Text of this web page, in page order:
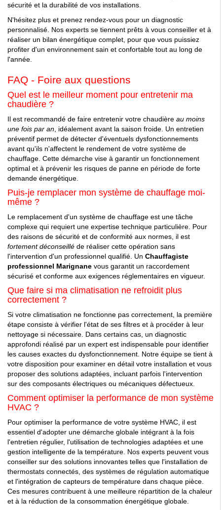
sécurité et la durabilité de vos installations.
N'hésitez plus et prenez rendez-vous pour un diagnostic
personnalisé. Nos experts se tiennent prêts à vous conseiller et à
réaliser un bilan énergétique complet, pour que vous puissiez
profiter d'un environnement sain et confortable tout au long de
l'année.
FAQ - Foire aux questions
Quel est le meilleur moment pour entretenir ma
chaudière ?
Il est recommandé de faire entretenir votre chaudière au moins
une fois par an, idéalement avant la saison froide. Un entretien
préventif permet de détecter d'éventuels dysfonctionnements
avant qu'ils n'affectent le rendement de votre système de
chauffage. Cette démarche vise à garantir un fonctionnement
optimal et à prévenir les risques de panne en période de forte
demande énergétique.
Puis-je remplacer mon système de chauffage moi-
même ?
Le remplacement d'un système de chauffage est une tâche
complexe qui requiert une expertise technique particulière. Pour
des raisons de sécurité et de conformité aux normes, il est
fortement déconseillé de réaliser cette opération sans
l'intervention d'un professionnel qualifié. Un Chauffagiste
professionnel Marignane vous garantit un raccordement
sécurisé et conforme aux exigences réglementaires en vigueur.
Que faire si ma climatisation ne refroidit plus
correctement ?
Si votre climatisation ne fonctionne pas correctement, la première
étape consiste à vérifier l'état de ses filtres et à procéder à leur
nettoyage si nécessaire. Dans certains cas, un diagnostic
approfondi réalisé par un expert est indispensable pour identifier
les causes exactes du dysfonctionnement. Notre équipe se tient à
votre disposition pour examiner en détail votre installation et vous
proposer des solutions adaptées, incluant parfois l'intervention
sur des composants électriques ou mécaniques défectueux.
Comment optimiser la performance de mon système
HVAC ?
Pour optimiser la performance de votre système HVAC, il est
essentiel d'adopter une démarche globale intégrant à la fois
l'entretien régulier, l'utilisation de technologies adaptées et une
gestion intelligente de la température. Nos experts peuvent vous
conseiller sur des solutions innovantes telles que l'installation de
thermostats connectés, des systèmes de régulation automatique
et l'intégration de capteurs de température dans chaque pièce.
Ces mesures contribuent à une meilleure répartition de la chaleur
et à la réduction de la consommation énergétique globale.